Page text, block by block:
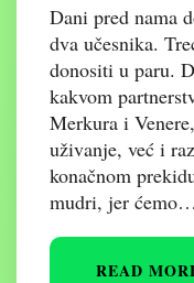
Dani pred nama
dva učesnika.
donositi u paru.
kakvom
Merkura i
uživanje, već i
konačnom
mudri, jer ćemo…
READ